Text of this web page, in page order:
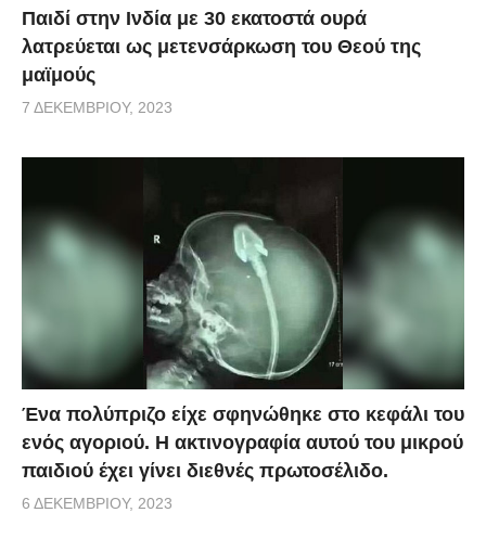
Παιδί στην Ινδία με 30 εκατοστά ουρά
λατρεύεται ως μετενσάρκωση του Θεού της
μαϊμούς
7 ΔΕΚΕΜΒΡΊΟΥ, 2023
Ένα πολύπριζο είχε σφηνώθηκε στο κεφάλι του
ενός αγοριού. Η ακτινογραφία αυτού του μικρού
παιδιού έχει γίνει διεθνές πρωτοσέλιδο.
6 ΔΕΚΕΜΒΡΊΟΥ, 2023